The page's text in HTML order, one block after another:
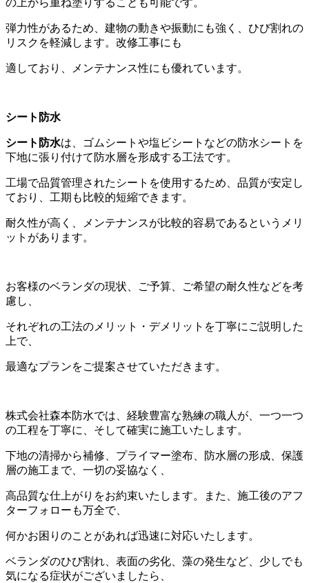
の上から重ね塗りすることも可能です。
弾力性があるため、建物の動きや振動にも強く、ひび割れの
リスクを軽減します。改修工事にも
適しており、メンテナンス性にも優れています。
シート防水
シート防水は、ゴムシートや塩ビシートなどの防水シートを
下地に張り付けて防水層を形成する工法です。
工場で品質管理されたシートを使用するため、品質が安定し
ており、工期も比較的短縮できます。
耐久性が高く、メンテナンスが比較的容易であるというメリ
ットがあります。
お客様のベランダの現状、ご予算、ご希望の耐久性などを考
慮し、
それぞれの工法のメリット・デメリットを丁寧にご説明した
上で、
最適なプランをご提案させていただきます。
株式会社森本防水では、経験豊富な熟練の職人が、一つ一つ
の工程を丁寧に、そして確実に施工いたします。
下地の清掃から補修、プライマー塗布、防水層の形成、保護
層の施工まで、一切の妥協なく、
高品質な仕上がりをお約束いたします。また、施工後のアフ
ターフォローも万全で、
何かお困りのことがあれば迅速に対応いたします。
ベランダのひび割れ、表面の劣化、藻の発生など、少しでも
気になる症状がございましたら、